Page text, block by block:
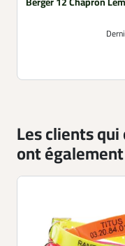
Les clients
ont